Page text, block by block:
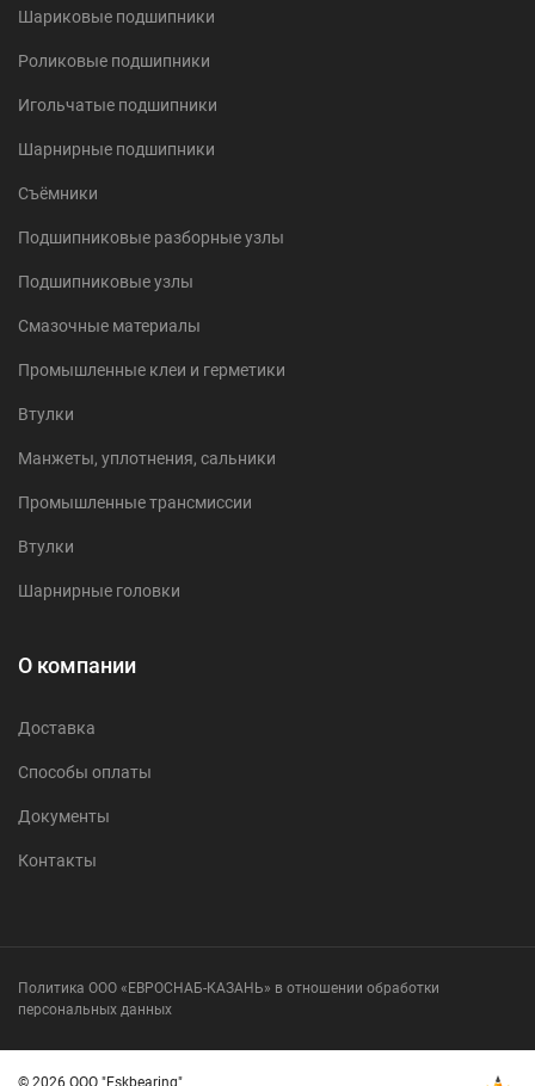
Шариковые подшипники
Роликовые подшипники
Игольчатые подшипники
Шарнирные подшипники
Съёмники
Подшипниковые разборные узлы
Подшипниковые узлы
Смазочные материалы
Промышленные клеи и герметики
Втулки
Манжеты, уплотнения, сальники
Промышленные трансмиссии
Втулки
Шарнирные головки
О компании
Доставка
Способы оплаты
Документы
Контакты
Политика ООО «ЕВРОСНАБ-КАЗАНЬ» в отношении обработки
персональных данных
© 2026 ООО "Eskbearing"